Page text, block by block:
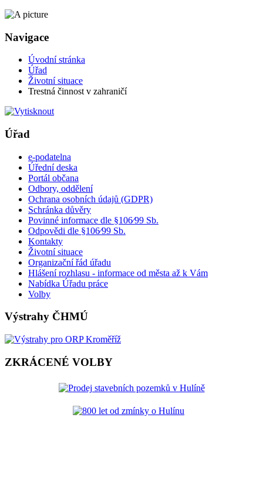
Navigace
Úvodní stránka
Úřad
Životní situace
Trestná činnost v zahraničí
Úřad
e-podatelna
Úřední deska
Portál občana
Odbory, oddělení
Ochrana osobních údajů (GDPR)
Schránka důvěry
Povinné informace dle §106⁄99 Sb.
Odpovědi dle §106⁄99 Sb.
Kontakty
Životní situace
Organizační řád úřadu
Hlášení rozhlasu - informace od města až k Vám
Nabídka Úřadu práce
Volby
Výstrahy ČHMÚ
ZKRÁCENÉ VOLBY